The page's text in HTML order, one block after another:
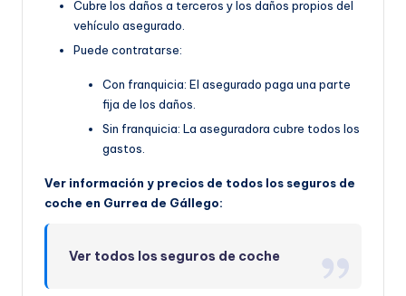
Cubre los daños a terceros y los daños propios del
vehículo asegurado.
Puede contratarse:
Con franquicia: El asegurado paga una parte
fija de los daños.
Sin franquicia: La aseguradora cubre todos los
gastos.
Ver información y precios de todos los seguros de
coche en Gurrea de Gállego:
Ver todos los seguros de coche